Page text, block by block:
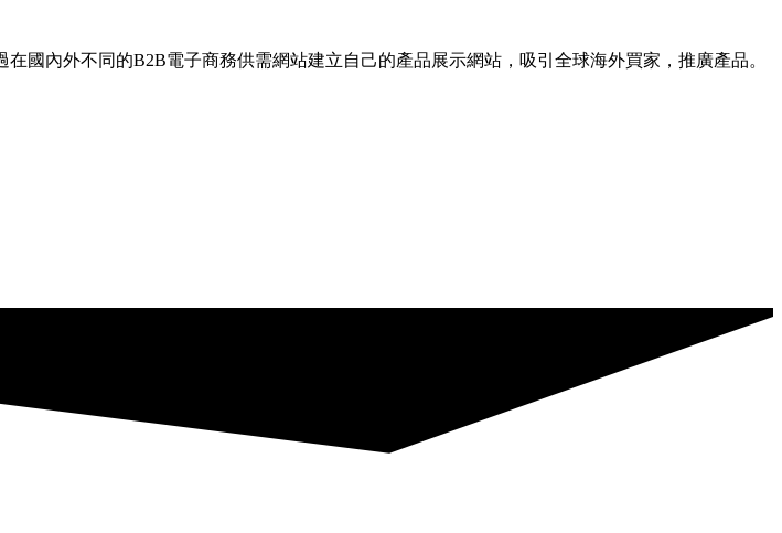
國內外不同的B2B電子商務供需網站建立自己的產品展示網站，吸引全球海外買家，推廣產品。